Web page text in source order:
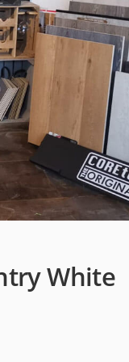
White